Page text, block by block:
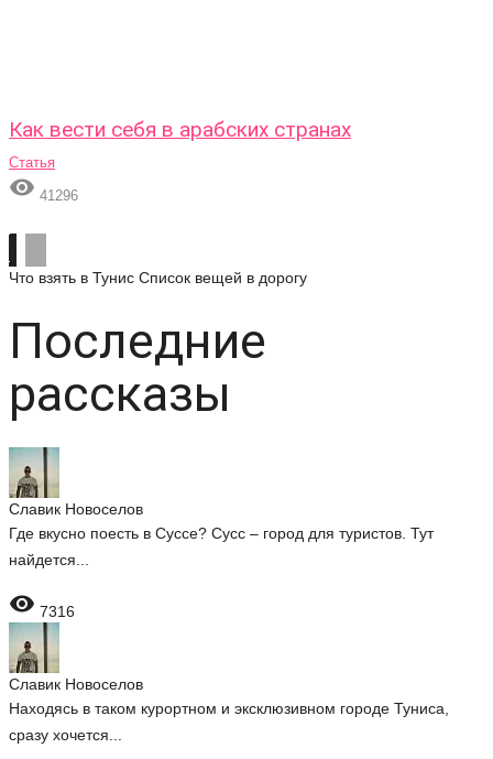
Как вести себя в арабских странах
Статья
 41296
Что взять в Тунис Список вещей в дорогу
Последние
рассказы
Славик Новоселов
Где вкусно поесть в Суссе? Сусс – город для туристов. Тут
найдется...
 7316
Славик Новоселов
Находясь в таком курортном и эксклюзивном городе Туниса,
сразу хочется...